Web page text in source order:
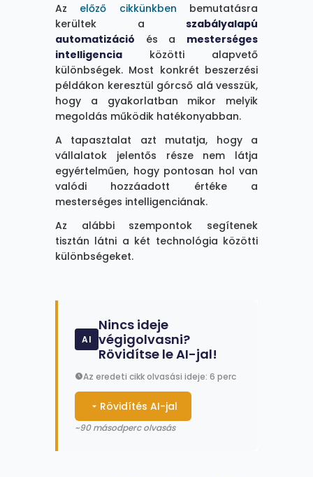
Az előző cikkünkben bemutatásra
kerültek a szabályalapú
automatizáció és a mesterséges
intelligencia közötti alapvető
különbségek. Most konkrét beszerzési
példákon keresztül górcső alá vesszük,
hogy a gyakorlatban mikor melyik
megoldás működik hatékonyabban.
A tapasztalat azt mutatja, hogy a
vállalatok jelentős része nem látja
egyértelműen, hogy pontosan hol van
valódi hozzáadott értéke a
mesterséges intelligenciának.
Az alábbi szempontok segítenek
tisztán látni a két technológia közötti
különbségeket.
AI
Nincs ideje
végigolvasni?
Rövidítse le AI-jal!
Az eredeti cikk olvasási ideje: 6 perc
Rövidítés AI-jal
~90 másodperc olvasás